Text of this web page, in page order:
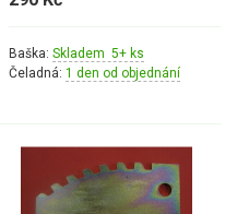
Baška: Skladem 5+ ks
Čeladná: 1 den od objednání